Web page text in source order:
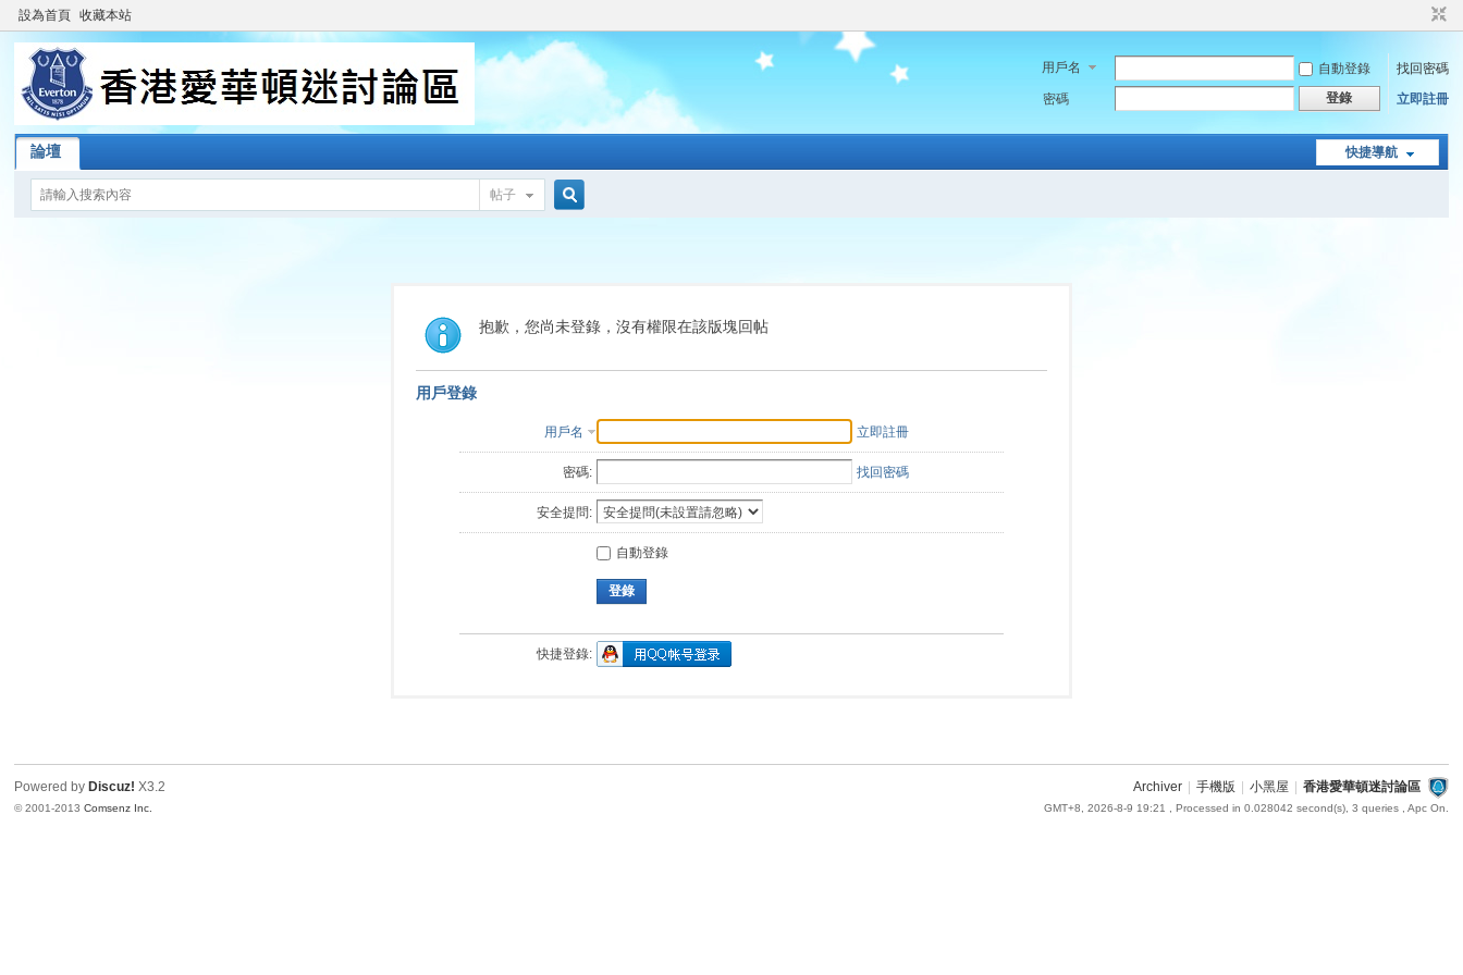
設為首頁 收藏本站
用戶名 自動登錄
找回密碼
密碼
登錄 立即註冊
快捷導航
論壇
帖子
索
抱歉，您尚未登錄，沒有權限在該版塊回帖
用戶登錄
用戶名 立即註冊
密碼: 找回密碼
安全提問:
自動登錄
登錄
快捷登錄:
Archiver 手機版 小黑屋 香港愛華頓迷討論區
GMT+8, 2026-8-9 19:21 , Processed in 0.028042 second(s), 3 queries , Apc On.
Powered by Discuz! X3.2
© 2001-2013Comsenz Inc.